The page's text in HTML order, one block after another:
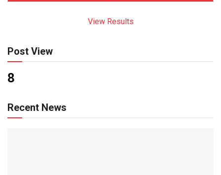
View Results
Post View
8
Recent News